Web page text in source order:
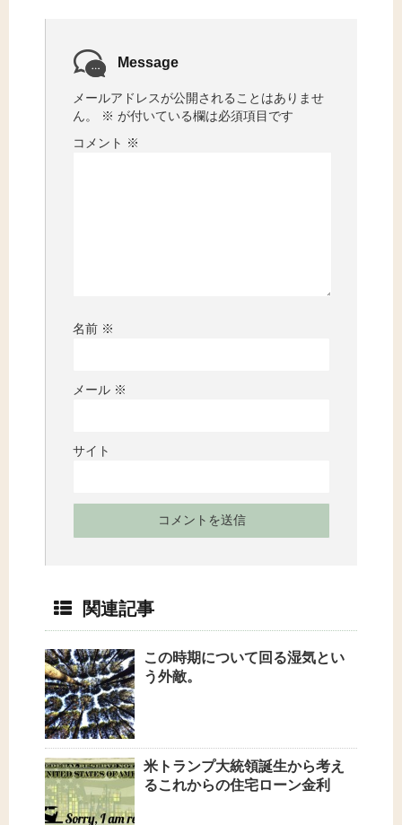
Message
メールアドレスが公開されることはありませ
ん。
※ が付いている欄は必須項目です
コメント ※
名前 ※
メール ※
サイト
関連記事
この時期について回る湿気とい
う外敵。
米トランプ大統領誕生から考え
るこれからの住宅ローン金利